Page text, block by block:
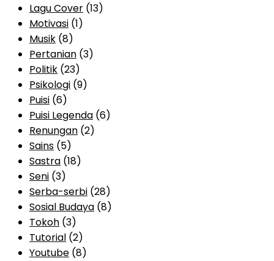
Lagu Cover (13)
Motivasi (1)
Musik (8)
Pertanian (3)
Politik (23)
Psikologi (9)
Puisi (6)
Puisi Legenda (6)
Renungan (2)
Sains (5)
Sastra (18)
Seni (3)
Serba-serbi (28)
Sosial Budaya (8)
Tokoh (3)
Tutorial (2)
Youtube (8)